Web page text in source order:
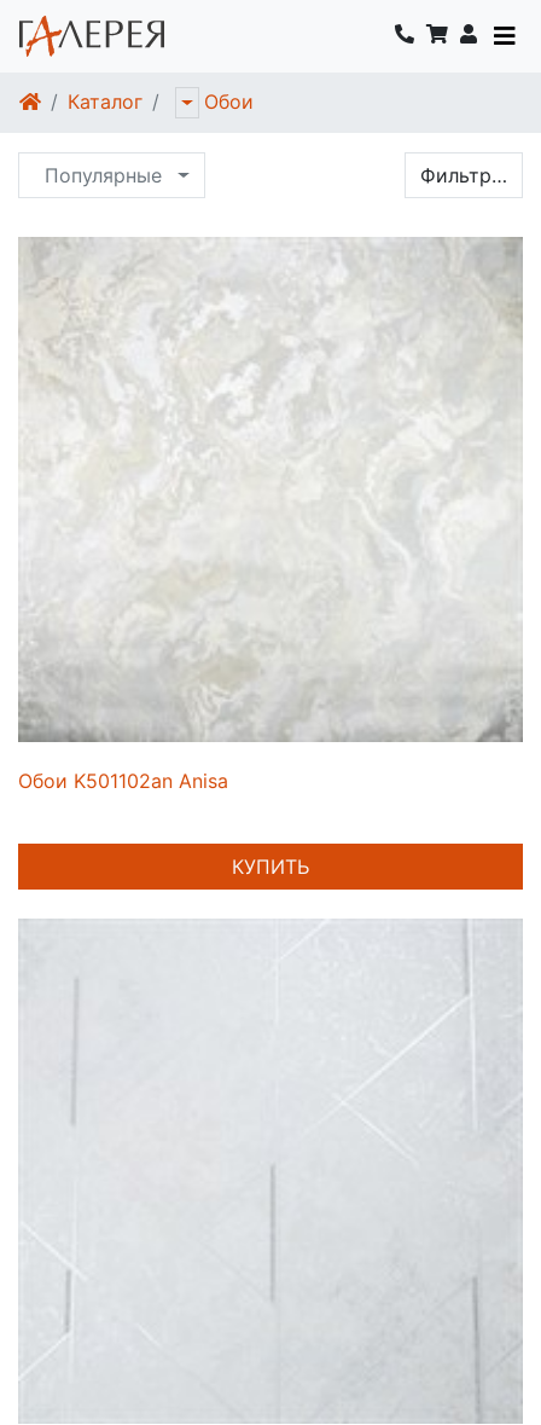
Каталог Обои
Популярные Фильтр…
Обои K501102an Anisa
КУПИТЬ